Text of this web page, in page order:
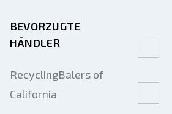
BEVORZUGTE
HÄNDLER
RecyclingBalers of
California